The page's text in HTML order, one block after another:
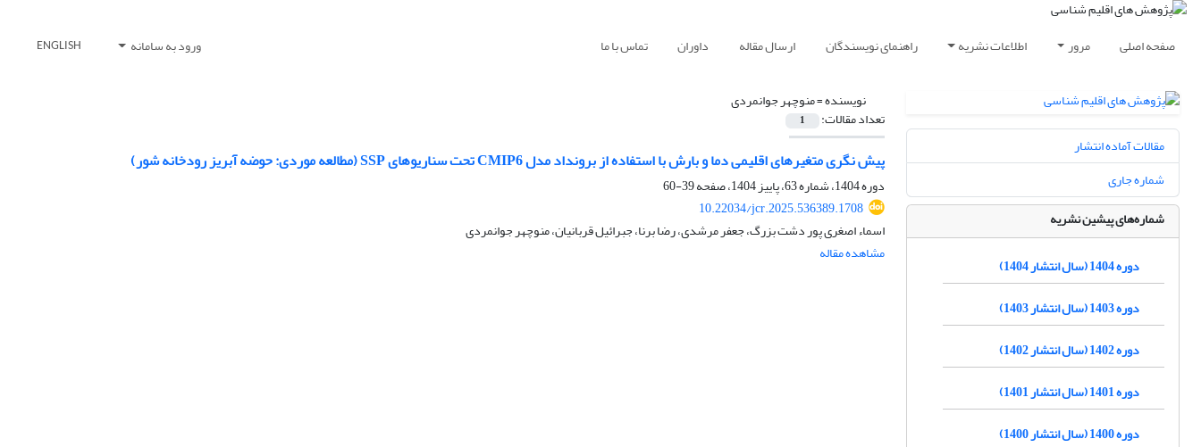
صفحه اصلی مرور اطلاعات نشریه راهنمای نویسندگان ارسال مقاله داوران تماس با ما ورود به سامانه ENGLISH
نویسنده =منوچهر جوانمردی
تعداد مقالات: 1
پیش نگری متغیرهای اقلیمی دما و بارش با استفاده از برونداد مدل CMIP6 تحت سناریوهای SSP (مطالعه موردی: حوضه آبریز رودخانه شور)
دوره 1404، شماره 63، پاییز 1404، صفحه
39-60
10.22034/jcr.2025.536389.1708
اسماء اصغری پور دشت بزرگ، جعفر مرشدی، رضا برنا، جبرائیل قربانیان، منوچهر جوانمردی
مشاهده مقاله
مقالات آماده انتشار
شماره جاری
شماره‌های پیشین نشریه
دوره 1404 (سال انتشار 1404)
دوره 1403 (سال انتشار 1403)
دوره 1402 (سال انتشار 1402)
دوره 1401 (سال انتشار 1401)
دوره 1400 (سال انتشار 1400)